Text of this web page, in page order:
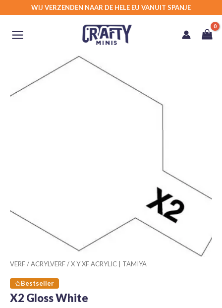
WIJ VERZENDEN NAAR DE HELE EU VANUIT SPANJE
VERF/ACRYLVERF/X Y XF ACRYLIC | TAMIYA
Bestseller
X2 Gloss White